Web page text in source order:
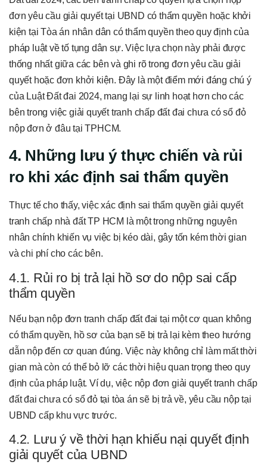
đơn yêu cầu giải quyết tại UBND có thẩm quyền hoặc khởi
kiện tại Tòa án nhân dân có thẩm quyền theo quy định của
pháp luật về tố tụng dân sự. Việc lựa chọn này phải được
thống nhất giữa các bên và ghi rõ trong đơn yêu cầu giải
quyết hoặc đơn khởi kiện. Đây là một điểm mới đáng chú ý
của Luật Đất đai 2024, mang lại sự linh hoạt hơn cho các
bên trong việc giải quyết tranh chấp đất đai chưa có sổ đỏ
nộp đơn ở đâu tại TPHCM.
4. Những lưu ý thực chiến và rủi
ro khi xác định sai thẩm quyền
Thực tế cho thấy, việc xác định sai thẩm quyền giải quyết
tranh chấp nhà đất TP HCM là một trong những nguyên
nhân chính khiến vụ việc bị kéo dài, gây tốn kém thời gian
và chi phí cho các bên.
4.1. Rủi ro bị trả lại hồ sơ do nộp sai cấp
thẩm quyền
Nếu bạn nộp đơn tranh chấp đất đai tại một cơ quan không
có thẩm quyền, hồ sơ của bạn sẽ bị trả lại kèm theo hướng
dẫn nộp đến cơ quan đúng. Việc này không chỉ làm mất thời
gian mà còn có thể bỏ lỡ các thời hiệu quan trọng theo quy
định của pháp luật. Ví dụ, việc nộp đơn giải quyết tranh chấp
đất đai chưa có sổ đỏ tại tòa án sẽ bị trả về, yêu cầu nộp tại
UBND cấp khu vực trước.
4.2. Lưu ý về thời hạn khiếu nại quyết định
giải quyết của UBND